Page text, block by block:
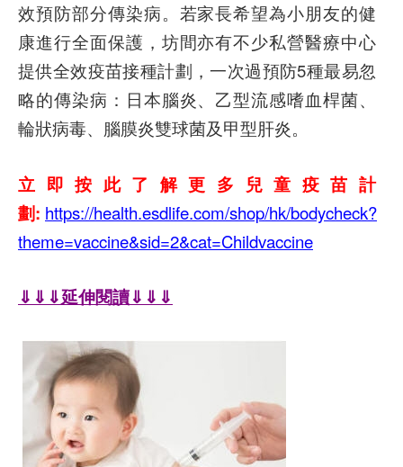
效預防部分傳染病。若家長希望為小朋友的健
康進行全面保護，坊間亦有不少私營醫療中心
提供全效疫苗接種計劃，一次過預防5種最易忽
略的傳染病：日本腦炎、乙型流感嗜血桿菌、
輪狀病毒、腦膜炎雙球菌及甲型肝炎。
立即按此了解更多兒童疫苗計
劃: https://health.esdlife.com/shop/hk/bodycheck?
theme=vaccine&sid=2&cat=Childvaccine
⇓⇓⇓延伸閱讀⇓⇓⇓